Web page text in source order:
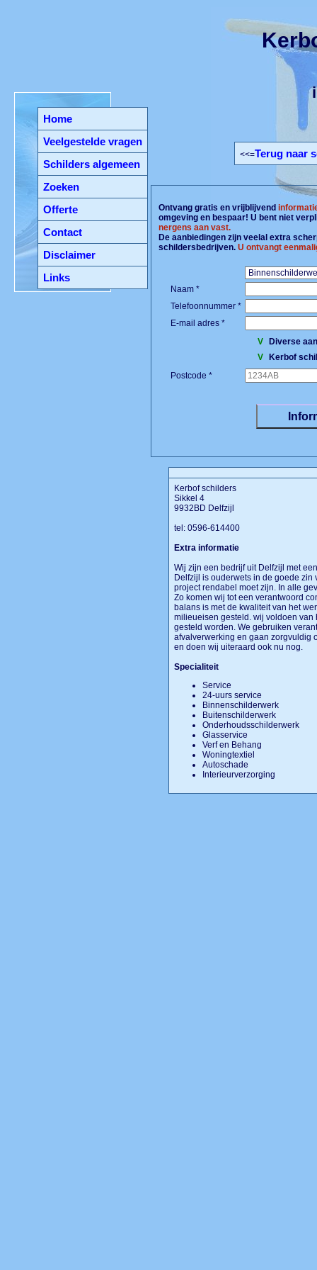
Home
Veelgestelde vragen
Schilders algemeen
Zoeken
Offerte
Contact
Disclaimer
Links
<<=Terug naar
Ontvang gratis en vrijblijvend
omgeving en bespaar! U bent niet
nergens aan vast.
De aanbiedingen zijn veelal extra
schildersbedrijven.U ontvangt
Naam *
Telefoonnummer *
E-mail adres *
V
Diverse
V
Kerbof
Postcode *
Kerbof schilders
Sikkel 4
9932BD Delfzijl
tel: 0596-614400
Extra informatie
Wij zijn een bedrijf uit Delfzijl met
Delfzijl is ouderwets in de goede
project rendabel moet zijn. In alle
Zo komen wij tot een verantwoord
balans is met de kwaliteit van het
milieueisen gesteld. wij voldoen
gesteld worden. We gebruiken
afvalverwerking en gaan zorgvuldig
en doen wij uiteraard ook nu nog.
Specialiteit
Service
24-uurs service
Binnenschilderwerk
Buitenschilderwerk
Onderhoudsschilderwerk
Glasservice
Verf en Behang
Woningtextiel
Autoschade
Interieurverzorging